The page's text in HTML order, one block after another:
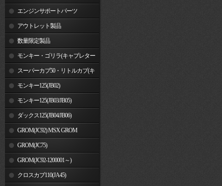
リム エンジンサポートパーツ
アウトレット製品
数量限定製品
モンキー・ゴリラ(キャブレター
車) スーパーカブ50・リトルカブ(キ
ャブレター車)
モンキー125(JB02)
モンキー125(JB03/JB05)
ダックス125(JB04/JB06)
GROM(JC92) MSX GROM
GROM(JC75)
GROM(JC92-1200001～)
クロスカブ110(JA45)